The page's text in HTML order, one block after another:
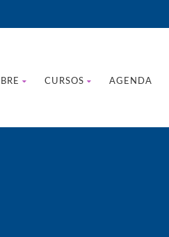
CURSOS AGENDA